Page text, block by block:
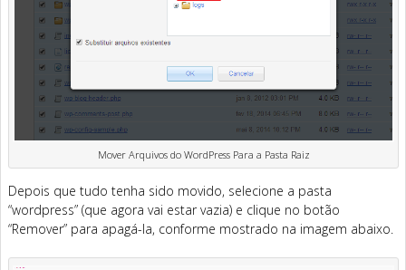
Mover Arquivos do WordPress Para a Pasta Raiz
Depois que tudo tenha sido movido, selecione a pasta
“wordpress” (que agora vai estar vazia) e clique no botão
“Remover” para apagá-la, conforme mostrado na imagem abaixo.